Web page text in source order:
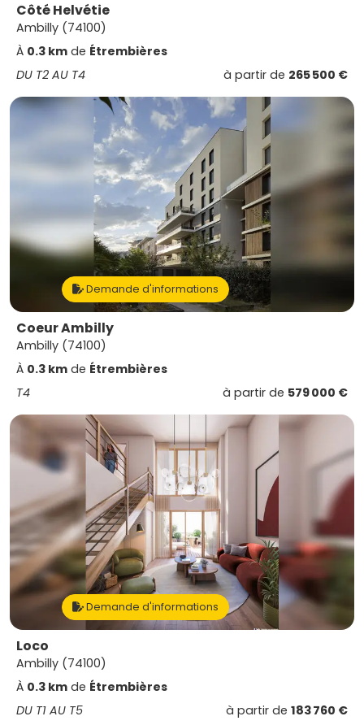
Côté Helvétie
Ambilly (74100)
À 0.3 km de Étrembières
DU T2 AU T4
à partir de 265 500 €
Demande d'informations
Coeur Ambilly
Ambilly (74100)
À 0.3 km de Étrembières
T4
à partir de 579 000 €
Demande d'informations
Loco
Ambilly (74100)
À 0.3 km de Étrembières
DU T1 AU T5
à partir de 183 760 €